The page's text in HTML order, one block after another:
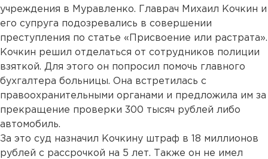
учреждения в Муравленко. Главрач Михаил Кочкин и
его супруга подозревались в совершении
преступления по статье «Присвоение или растрата».
Кочкин решил отделаться от сотрудников полиции
взяткой. Для этого он попросил помочь главного
бухгалтера больницы. Она встретилась с
правоохранительными органами и предложила им за
прекращение проверки 300 тысяч рублей либо
автомобиль.
За это суд назначил Кочкину штраф в 18 миллионов
рублей с рассрочкой на 5 лет. Также он не имел